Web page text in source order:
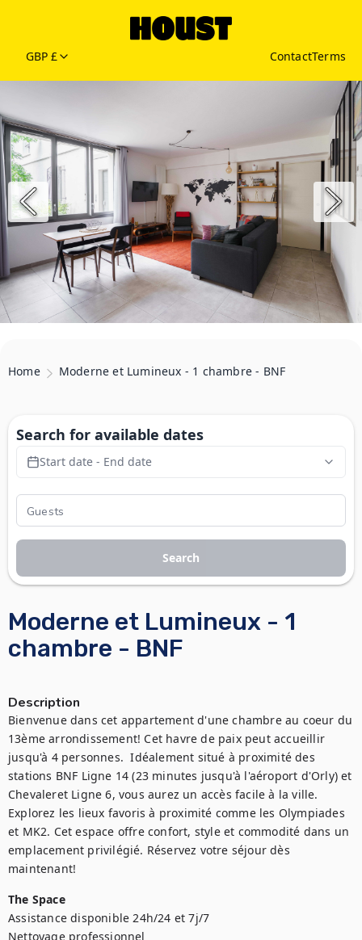
GBP £ ContactTerms
Home Moderne et Lumineux - 1 chambre - BNF
Moderne et Lumineux - 1
chambre - BNF
Description
Bienvenue dans cet appartement d'une chambre au coeur du
13ème arrondissement! Cet havre de paix peut accueillir
jusqu'à 4 personnes.  Idéalement situé à proximité des
stations BNF Ligne 14 (23 minutes jusqu'à l'aéroport d'Orly) et
Chevaleret Ligne 6, vous aurez un accès facile à la ville.
Explorez les lieux favoris à proximité comme les Olympiades
et MK2. Cet espace offre confort, style et commodité dans un
emplacement privilégié. Réservez votre séjour dès
maintenant!
The Space
Assistance disponible 24h/24 et 7j/7
Nettoyage professionnel
Search for available dates
Start date - End date
Search